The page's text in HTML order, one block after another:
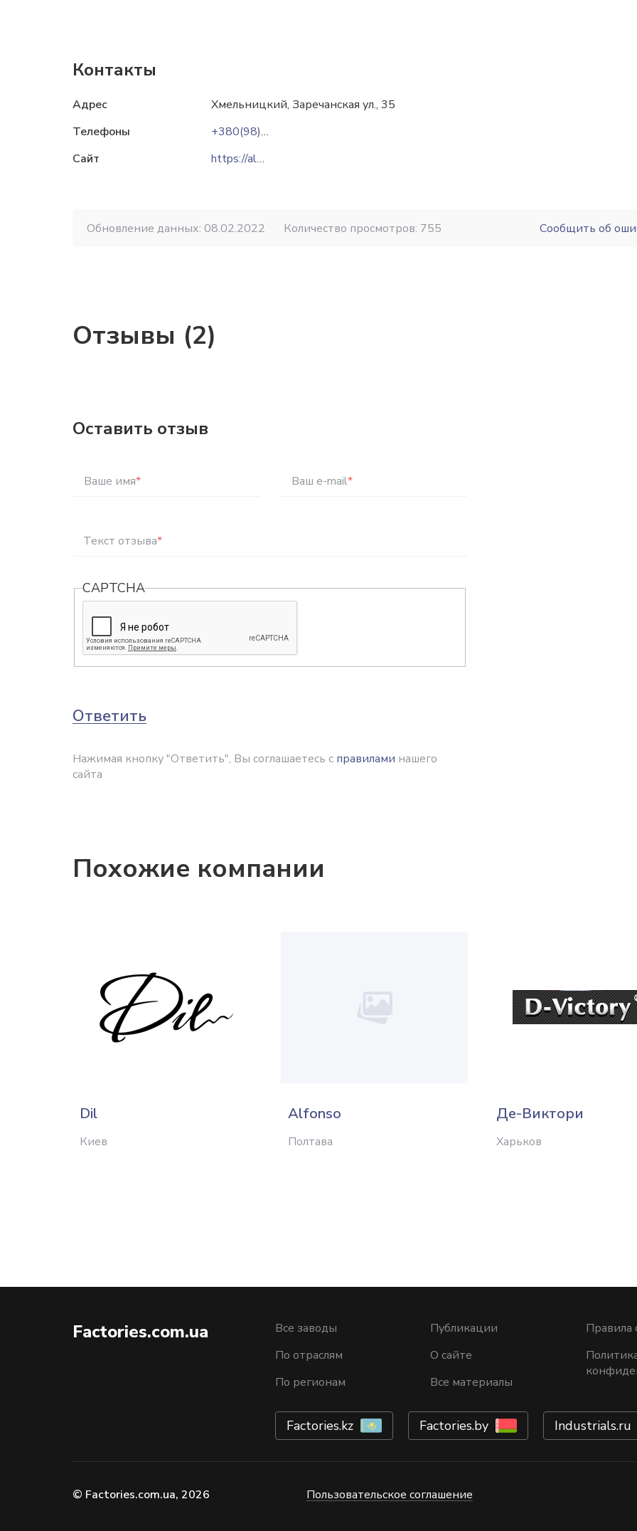
Контакты
Адрес
Хмельницкий, Заречанская ул., 35
Телефоны
+380(98)689-39-24
Сайт
https://alexis.in.ua
Обновление данных: 08.02.2022 Количество просмотров: 755 Сообщить об
Отзывы (2)
Оставить отзыв
Ваше имя* Ваш e-mail*
Текст отзыва*
CAPTCHA
Ответить
Нажимая кнопку "Ответить", Вы соглашаетесь с правилами нашего
сайта
Похожие компании
Dil
Киев
Alfonso
Полтава
Де-Виктори
Харьков
Factories.com.ua
Все заводы
По отраслям
По регионам
Публикации
О сайте
Все материалы
Правила
Factories.kz Factories.by Industrials.ru
© Factories.com.ua, 2026 Пользовательское соглашение